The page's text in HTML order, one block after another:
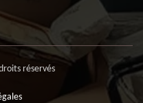
réservés